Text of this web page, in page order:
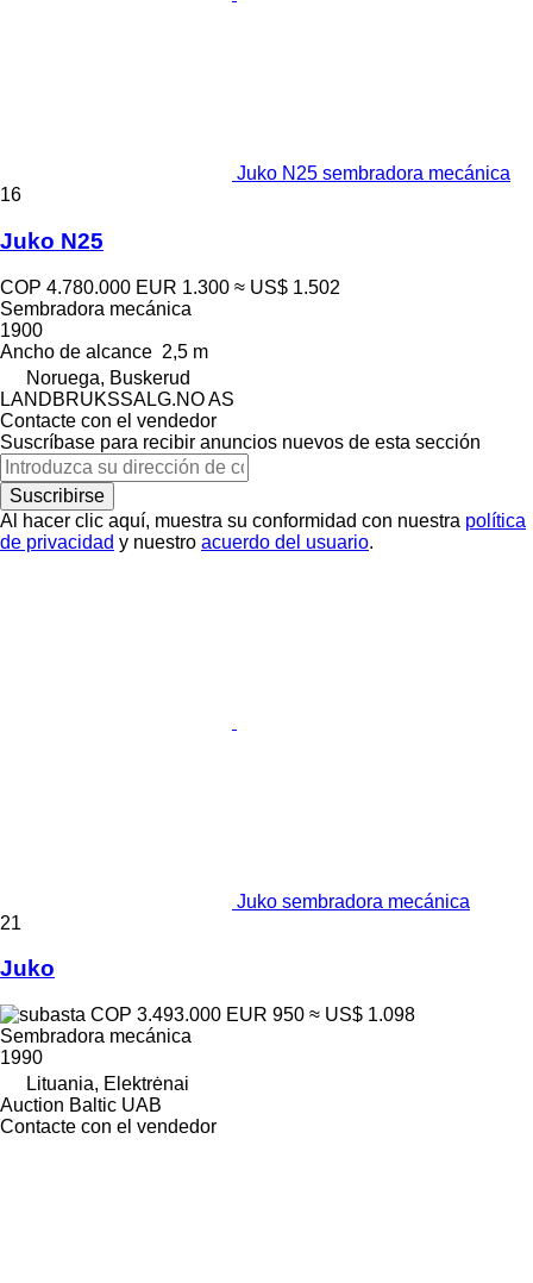
Juko N25 sembradora mecánica
16
Juko N25
COP 4.780.000 EUR 1.300 ≈ US$ 1.502
Sembradora mecánica
1900
Ancho de alcance 2,5 m
Noruega, Buskerud
LANDBRUKSSALG.NO AS
Contacte con el vendedor
Suscríbase para recibir anuncios nuevos de esta sección
Suscribirse
Al hacer clic aquí, muestra su conformidad con nuestra política
de privacidad y nuestro acuerdo del usuario.
Juko sembradora mecánica
21
Juko
COP 3.493.000 EUR 950 ≈ US$ 1.098
Sembradora mecánica
1990
Lituania, Elektrėnai
Auction Baltic UAB
Contacte con el vendedor